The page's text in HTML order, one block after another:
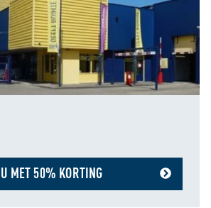
MET 50% KORTING